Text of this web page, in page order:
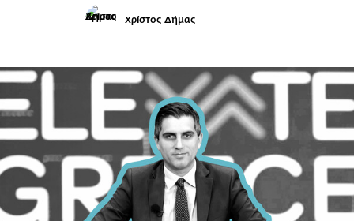
Χρίστος Δήμας